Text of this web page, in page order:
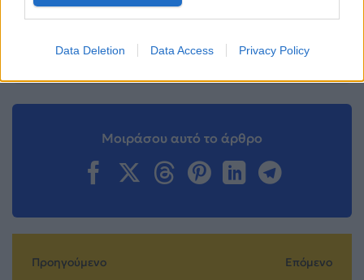
Data Deletion Data Access Privacy Policy
Ακολουθήστε το
Mad.gr στο MSN
Μοιράσου αυτό το άρθρο
Προηγούμενο Επόμενο